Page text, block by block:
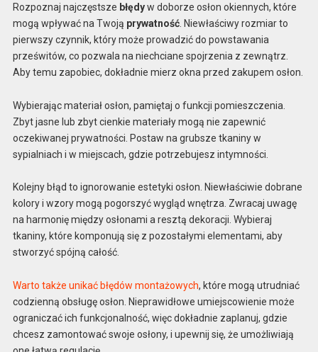
Rozpoznaj najczęstsze błędyw doborze osłon okiennych, które
mogą wpływać na Twoją prywatność. Niewłaściwy rozmiar to
pierwszy czynnik, który może prowadzić do powstawania
prześwitów, co pozwala na niechciane spojrzenia z zewnątrz.
Aby temu zapobiec, dokładnie mierz okna przed zakupem osłon.
Wybierając materiał osłon, pamiętaj o funkcji pomieszczenia.
Zbyt jasne lub zbyt cienkie materiały mogą nie zapewnić
oczekiwanej prywatności. Postaw na grubsze tkaniny w
sypialniach i w miejscach, gdzie potrzebujesz intymności.
Kolejny błąd to ignorowanie estetyki osłon. Niewłaściwie dobrane
kolory i wzory mogą pogorszyć wygląd wnętrza. Zwracaj uwagę
na harmonię między osłonami a resztą dekoracji. Wybieraj
tkaniny, które komponują się z pozostałymi elementami, aby
stworzyć spójną całość.
Warto także unikać błędów montażowych, które mogą utrudniać
codzienną obsługę osłon. Nieprawidłowe umiejscowienie może
ograniczać ich funkcjonalność, więc dokładnie zaplanuj, gdzie
chcesz zamontować swoje osłony, i upewnij się, że umożliwiają